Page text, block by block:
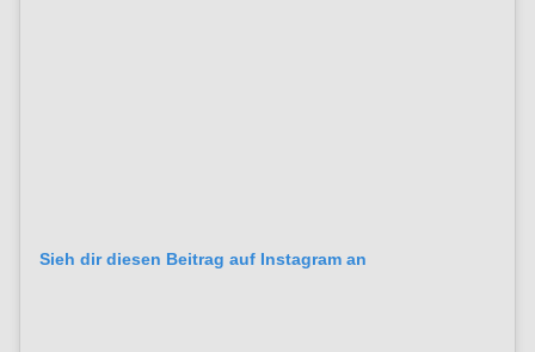
Sieh dir diesen Beitrag auf Instagram an